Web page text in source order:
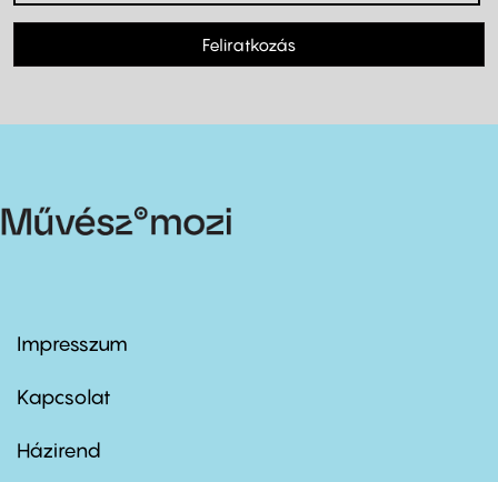
Feliratkozás
Footer
first
Impresszum
Kapcsolat
Footer
Házirend